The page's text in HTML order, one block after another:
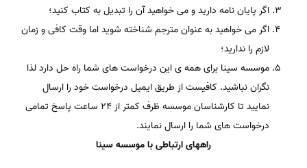
اگر پایان نامه دارید و می خواهید آن را تبدیل به کتاب کنید؛
اگر می خواهید به عنوان مترجم شناخته شوید اما وقت کافی و زمان
لازم را ندارید؛
موسسه سینا برای همه ی این درخواست های شما راه حل دارد لذا
نگران نباشید. کافیست از طریق ایمیل درخواست خود را ارسال
نمایید تا کارشناسان موسسه ظرف کمتر از ۲۴ ساعت پاسخ تمامی
درخواست های شما را ارسال نمایند.
راههای ارتباطی باموسسه سینا